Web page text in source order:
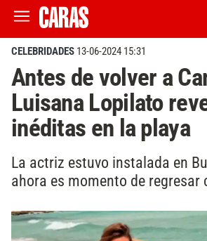
CELEBRIDADES 13-06-2024 15:31
Antes de volver a
Luisana Lopilato
inéditas en la playa
La actriz estuvo instalada en
ahora es momento de regresar